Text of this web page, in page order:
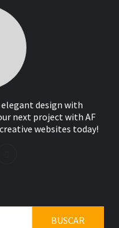
elegant design with
next project with AF
websites today!